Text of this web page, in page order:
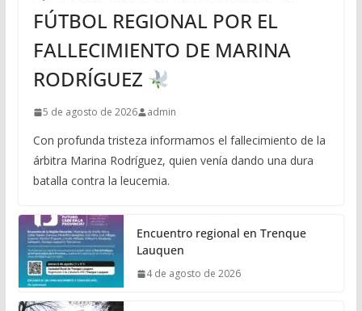
FÚTBOL REGIONAL POR EL
FALLECIMIENTO DE MARINA
RODRÍGUEZ
5 de agosto de 2026 admin
Con profunda tristeza informamos el fallecimiento de la
árbitra Marina Rodríguez, quien venía dando una dura
batalla contra la leucemia.
Encuentro regional en Trenque
Lauquen
4 de agosto de 2026